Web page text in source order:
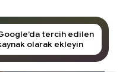
tercih edilen
olarak ekleyin